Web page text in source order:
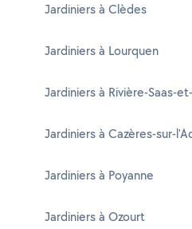
Jardiniers à Clèdes
Jardiniers à Lourquen
Jardiniers à Rivière-Saas-
Jardiniers à Cazères-sur-
Jardiniers à Poyanne
Jardiniers à Ozourt